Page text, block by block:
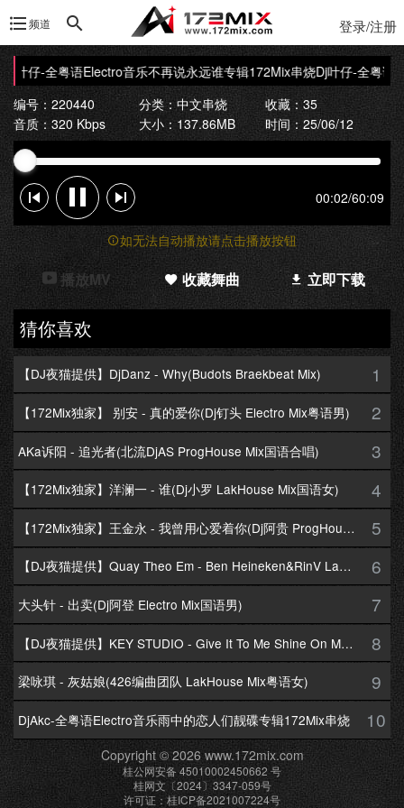
频道 登录/注册
叶仔-全粤语Electro音乐不再说永远谁专辑172Mix串烧Dj叶仔-全粤语
编号：220440
分类：中文串烧
收藏：35
音质：320 Kbps
大小：137.86MB 时间：25/06/12
00:02/60:09
如无法自动播放请点击播放按钮
播放MV 收藏舞曲 立即下载
猜你喜欢
【DJ夜猫提供】DjDanz - Why(Budots Braekbeat Mix) 1
【172Mix独家】 别安 - 真的爱你(Dj钉头 Electro Mix粤语男) 2
AKa诉阳 - 追光者(北流DjAS ProgHouse Mix国语合唱) 3
【172Mix独家】洋澜一 - 谁(Dj小罗 LakHouse Mix国语女) 4
【172Mix独家】王金永 - 我曾用心爱着你(Dj阿贵 ProgHouse Mix国语男) 5
【DJ夜猫提供】Quay Theo Em - Ben Heineken&RinV LakHouse Mix 6
大头针 - 出卖(Dj阿登 Electro Mix国语男) 7
【DJ夜猫提供】KEY STUDIO - Give It To Me Shine On Me By Lambo Thea 8
梁咏琪 - 灰姑娘(426编曲团队 LakHouse Mix粤语女) 9
DjAkc-全粤语Electro音乐雨中的恋人们靓碟专辑172Mix串烧 10
Copyright © 2026 www.172mix.com
桂公网安备 45010002450662 号
桂网文〔2024〕3347-059号
许可证：桂ICP备2021007224号